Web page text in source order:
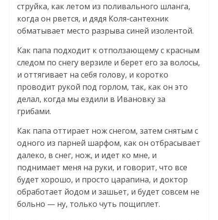
струйка, как летом из поливального шланга,
когда он рвется, и дядя Коля-сантехник
обматывает место разрыва синей изолентой.
Как папа подходит к отползающему с красным
следом по снегу верзиле и берет его за волосы,
и оттягивает на себя голову, и коротко
проводит рукой под горлом, так, как он это
делал, когда мы ездили в Ивановку за
грибами.
Как папа оттирает нож снегом, затем снятым с
одного из парней шарфом, как он отбрасывает
далеко, в снег, нож, и идет ко мне, и
поднимает меня на руки, и говорит, что все
будет хорошо, и просто царапина, и доктор
обработает йодом и зашьет, и будет совсем не
больно — ну, только чуть пощиплет.